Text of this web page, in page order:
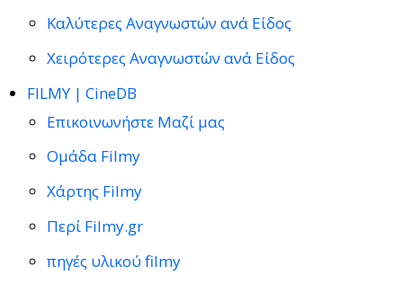
Καλύτερες Αναγνωστών ανά Είδος
Χειρότερες Αναγνωστών ανά Είδος
FILMY | CineDB
Επικοινωνήστε Μαζί μας
Ομάδα Filmy
Χάρτης Filmy
Περί Filmy.gr
πηγές υλικού filmy